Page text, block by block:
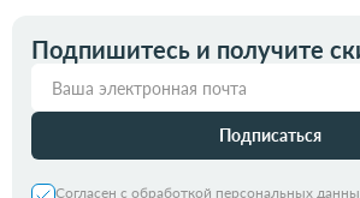
Подпишитесь и получите
Подписаться
Согласен с обработкой персональных